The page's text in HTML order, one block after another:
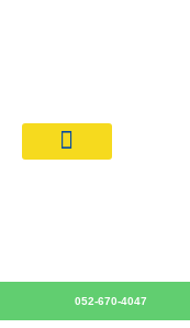
052-670-4047